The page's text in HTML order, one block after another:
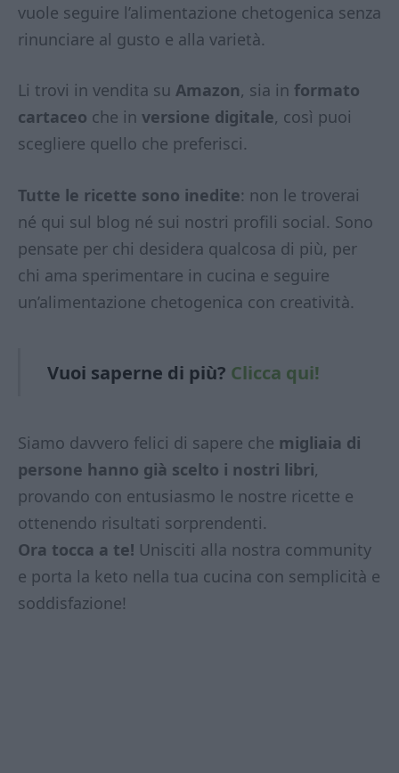
vuole seguire l’alimentazione chetogenica senza
rinunciare al gusto e alla varietà.
Li trovi in vendita su Amazon, sia in formato
cartaceo che in versione digitale, così puoi
scegliere quello che preferisci.
Tutte le ricette sono inedite: non le troverai
né qui sul blog né sui nostri profili social. Sono
pensate per chi desidera qualcosa di più, per
chi ama sperimentare in cucina e seguire
un’alimentazione chetogenica con creatività.
Vuoi saperne di più? Clicca qui!
Siamo davvero felici di sapere che migliaia di
persone hanno già scelto i nostri libri,
provando con entusiasmo le nostre ricette e
ottenendo risultati sorprendenti.
Ora tocca a te! Unisciti alla nostra community
e porta la keto nella tua cucina con semplicità e
soddisfazione!